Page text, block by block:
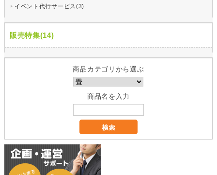
イベント代行サービス(3)
販売特集(14)
商品カテゴリから選ぶ
商品名を入力